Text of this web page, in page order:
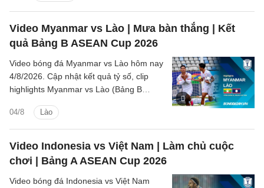
Video Myanmar vs Lào | Mưa bàn thắng | Kết
quả Bảng B ASEAN Cup 2026
04/8 Lào
Video bóng đá Myanmar vs Lào hôm nay
4/8/2026. Cập nhật kết quả tỷ số, clip
highlights Myanmar vs Lào (Bảng B
sân.
Video Indonesia vs Việt Nam | Làm chủ cuộc
chơi | Bảng A ASEAN Cup 2026
Video bóng đá Indonesia vs Việt Nam